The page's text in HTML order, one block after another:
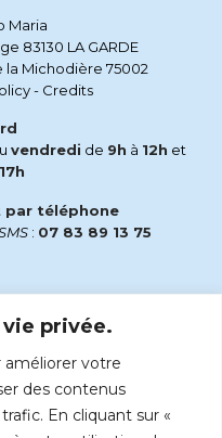
privée.
améliorer votre
des contenus
En cliquant sur «
Maria
83130 LA GARDE
la Michodière 75002
- Credits
vendredi de 9h à 12h et
17h
par téléphone
: 07 83 89 13 75
sur :